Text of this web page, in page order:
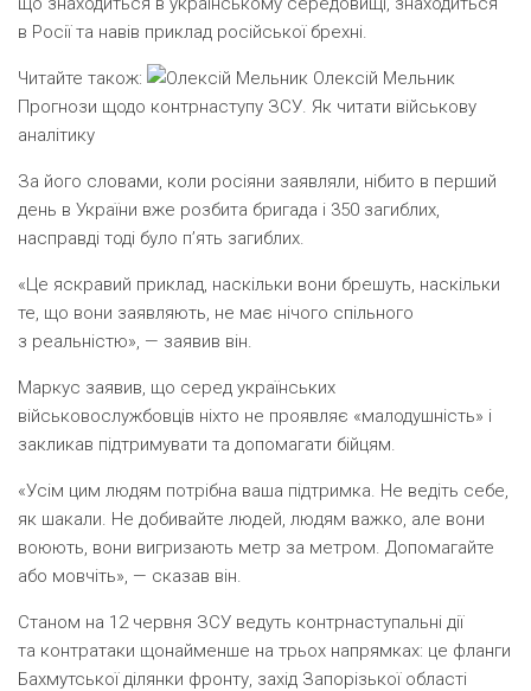
в Росії та навів приклад російської брехні.
Читайте також:
Олексій Мельник
Прогнози щодо контрнаступу ЗСУ. Як читати військову
аналітику
За його словами, коли росіяни заявляли, нібито в перший
день в України вже розбита бригада і 350 загиблих,
насправді тоді було п’ять загиблих.
«Це яскравий приклад, наскільки вони брешуть, наскільки
те, що вони заявляють, не має нічого спільного
з реальністю», — заявив він.
Маркус заявив, що серед українських
військовослужбовців ніхто не проявляє «малодушність» і
закликав підтримувати та допомагати бійцям.
«Усім цим людям потрібна ваша підтримка. Не ведіть себе,
як шакали. Не добивайте людей, людям важко, але вони
воюють, вони вигризають метр за метром. Допомагайте
або мовчіть», — сказав він.
Станом на 12 червня ЗСУ ведуть контрнаступальні дії
та контратаки щонайменше на трьох напрямках: це фланги
Бахмутської ділянки фронту, захід Запорізької області